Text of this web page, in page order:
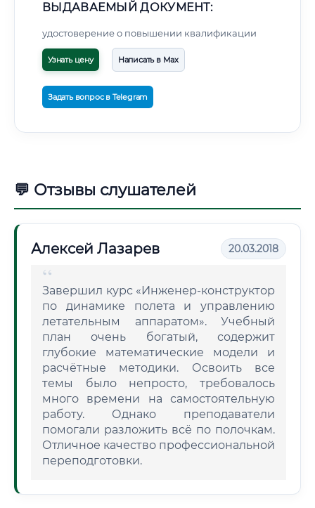
ВЫДАВАЕМЫЙ ДОКУМЕНТ:
удостоверение о повышении квалификации
Узнать цену Написать в Max
Задать вопрос в Telegram
💬 Отзывы слушателей
Алексей Лазарев 20.03.2018
Завершил курс «Инженер-конструктор
по динамике полета и управлению
летательным аппаратом». Учебный
план очень богатый, содержит
глубокие математические модели и
расчётные методики. Освоить все
темы было непросто, требовалось
много времени на самостоятельную
работу. Однако преподаватели
помогали разложить всё по полочкам.
Отличное качество профессиональной
переподготовки.